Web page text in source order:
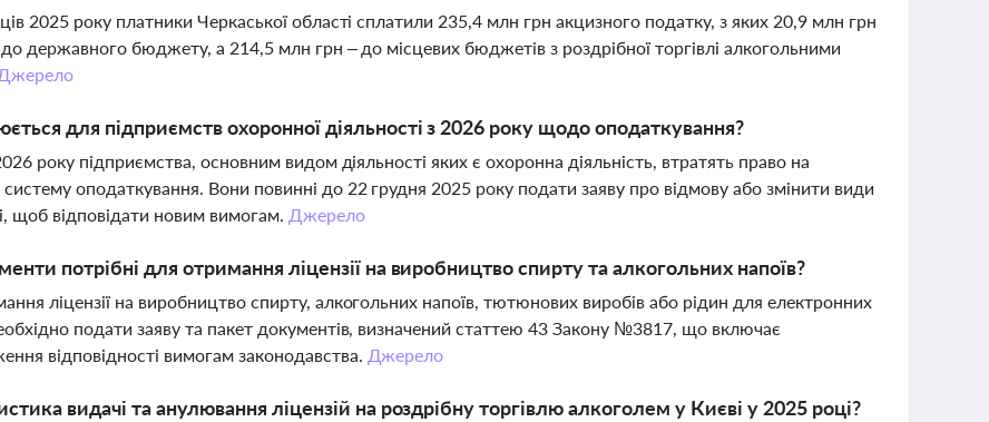
2025 року платники Черкаської області сплатили 235,4 млн грн акцизного податку, з яких 20,9 млн грн
державного бюджету, а 214,5 млн грн – до місцевих бюджетів з роздрібної торгівлі алкогольними
для підприємств охоронної діяльності з 2026 року щодо оподаткування?
року підприємства, основним видом діяльності яких є охоронна діяльність, втратять право на
оподаткування. Вони повинні до 22 грудня 2025 року подати заяву про відмову або змінити види
щоб відповідати новим вимогам. Джерело
потрібні для отримання ліцензії на виробництво спирту та алкогольних напоїв?
ліцензії на виробництво спирту, алкогольних напоїв, тютюнових виробів або рідин для електронних
подати заяву та пакет документів, визначений статтею 43 Закону №3817, що включає
відповідності вимогам законодавства. Джерело
видачі та анулювання ліцензій на роздрібну торгівлю алкоголем у Києві у 2025 році?